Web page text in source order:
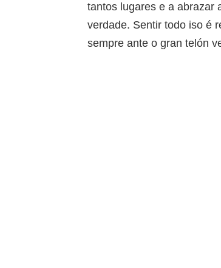
tantos lugares e a abrazar
verdade. Sentir todo iso é
sempre ante o gran telón